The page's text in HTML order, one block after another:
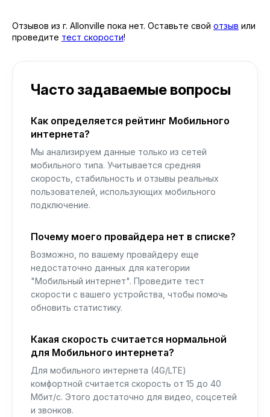
Отзывов из г. Allonville пока нет. Оставьте свой отзыв или
проведите тест скорости!
Часто задаваемые вопросы
Как определяется рейтинг Мобильного
интернета?
Мы анализируем данные только из сетей
мобильного типа. Учитывается средняя
скорость, стабильность и отзывы реальных
пользователей, использующих мобильного
подключение.
Почему моего провайдера нет в списке?
Возможно, по вашему провайдеру еще
недостаточно данных для категории
"Мобильный интернет". Проведите тест
скорости с вашего устройства, чтобы помочь
обновить статистику.
Какая скорость считается нормальной
для Мобильного интернета?
Для мобильного интернета (4G/LTE)
комфортной считается скорость от 15 до 40
Мбит/с. Этого достаточно для видео, соцсетей
и звонков.